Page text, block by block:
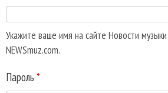
Укажите ваше имя на сайте Новости
NEWSmuz.com.
Пароль *